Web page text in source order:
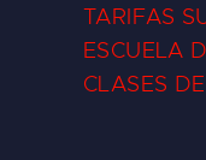
TARIFAS
ESCUELA
CLASES